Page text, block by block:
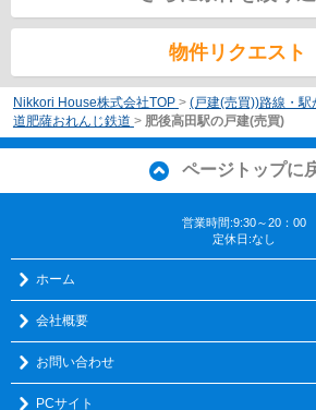
物件リクエスト
Nikkori House株式会社TOP > (戸建(売買))路線・駅
道肥薩おれんじ鉄道 > 肥後高田駅の戸建(売買)
ページトップに
営業時間:9:30～20：00
定休日:なし
ホーム
会社概要
お問い合わせ
PCサイト